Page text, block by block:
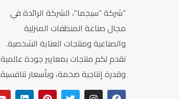
“شركة “سيجما”، الشركة الرائدة في
مجال صناعة المنظفات المنزلية
والصناعية ومنتجات العناية الشخصية.
نقدم لكم منتجات بمعايير جودة
وقدرة إنتاجية ضخمة، وبأسعار